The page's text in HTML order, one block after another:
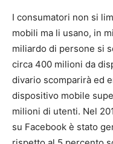
I consumatori non si
mobili ma li usano, in
miliardo di persone si
circa 400 milioni da
divario scomparirà ed
dispositivo mobile
milioni di utenti. Nel
su Facebook è stato